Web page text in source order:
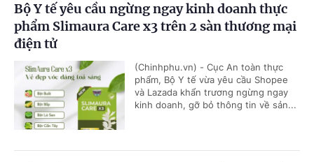
Bộ Y tế yêu cầu ngừng ngay kinh doanh thực
phẩm Slimaura Care x3 trên 2 sàn thương mại
điện tử
(Chinhphu.vn) - Cục An toàn thực
phẩm, Bộ Y tế vừa yêu cầu Shopee
và Lazada khẩn trương ngừng ngay
kinh doanh, gỡ bỏ thông tin về sản...